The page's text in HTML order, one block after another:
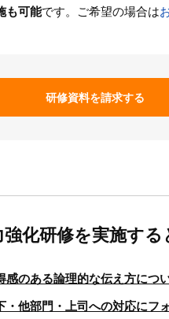
も可能です。ご希望の場合は
研修資料を請求する
化研修を実施する
感のある論理的な伝え方につ
・他部門・上司への対応に